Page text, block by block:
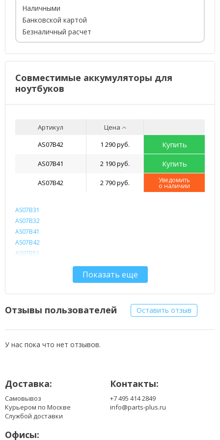
Наличными
Банковской картой
Безналичный расчет
Совместимые аккумуляторы для
ноутбуков
Артикул
Цена
AS07B42
1 290 руб. Купить
AS07B41 2 190 руб. Купить
AS07B42 2 790 руб. Уведомить
о наличии
AS07B31
AS07B32
AS07B41
AS07B42
AS07B51
LC.BTP00.007
Показать еще
Отзывы пользователей Оставить отзыв
У нас пока что нет отзывов.
Доставка:
Самовывоз
Курьером по Москве
Службой доставки
Контакты:
+7 495 414 2849
info@parts-plus.ru
Офисы: